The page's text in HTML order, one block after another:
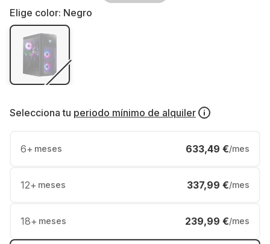
Elige color: Negro
Selecciona tu periodo mínimo de alquiler
6+ meses 633,49 €/mes
12+ meses 337,99 €/mes
18+ meses 239,99 €/mes